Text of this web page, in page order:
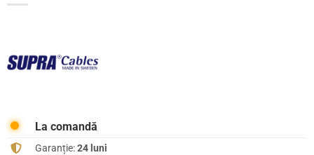
La comandă
Garanție:24 luni